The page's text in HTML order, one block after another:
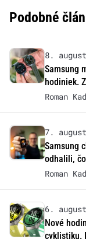
Podobné
8.
Samsung
hodiniek.
Roman
7.
Samsung
odhalili,
Roman
6.
Nové
cyklistiku.